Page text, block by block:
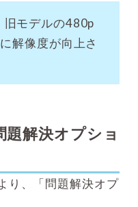
旧モデルの480p
解像度が向上さ
題解決オプショ
り、「問題解決オプ